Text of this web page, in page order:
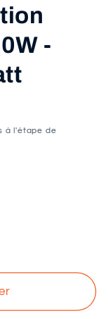
-
à l'étape de